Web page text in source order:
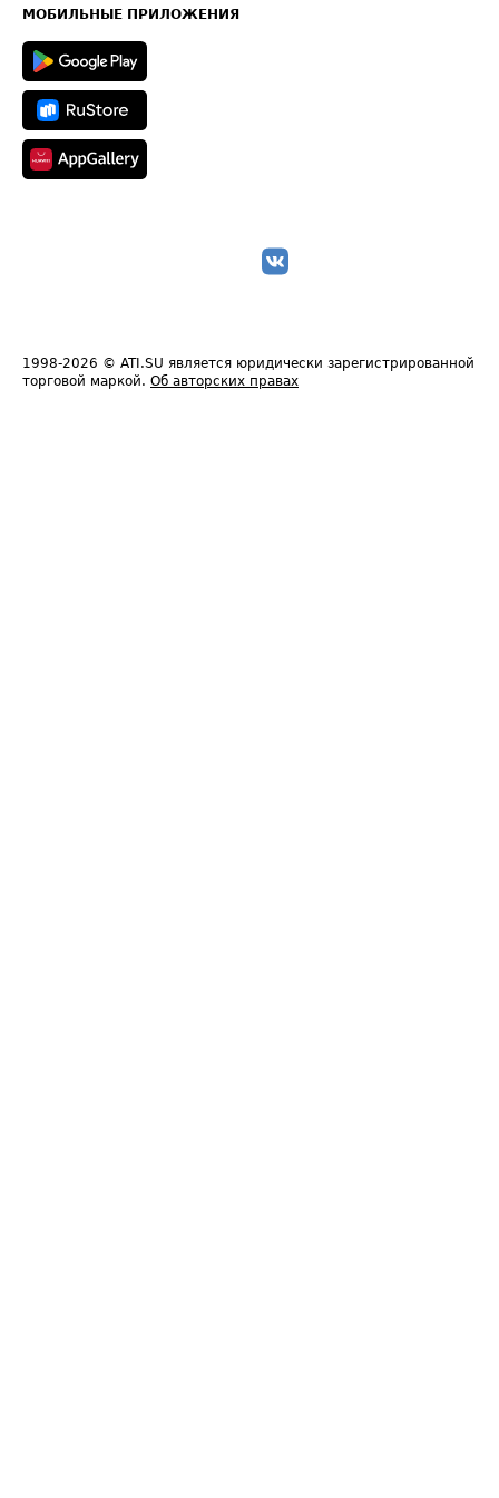
Техническая информация
МОБИЛЬНЫЕ ПРИЛОЖЕНИЯ
1998-2026 © ATI.SU является юридически зарегистрированной
торговой маркой. Об авторских правах